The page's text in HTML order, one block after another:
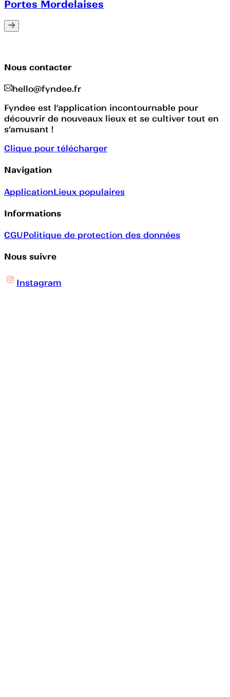
Portes Mordelaises
Nous contacter
hello@fyndee.fr
Fyndee est l’application incontournable pour
découvrir de nouveaux lieux et se cultiver tout en
s’amusant !
Clique pour télécharger
Navigation
ApplicationLieux populaires
Informations
CGUPolitique de protection des données
Nous suivre
Instagram